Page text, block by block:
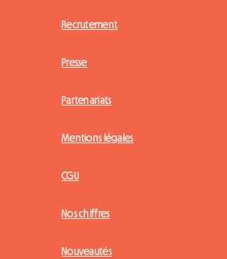
Société
Blog
Recrutement
Presse
Partenariats
Mentions légales
CGU